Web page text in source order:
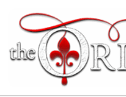
contenu